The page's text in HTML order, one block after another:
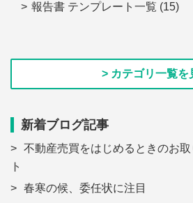
報告書 テンプレート一覧 (15)
> カテゴリ一覧を
新着ブログ記事
不動産売買をはじめるときのお
ト
春寒の候、委任状に注目